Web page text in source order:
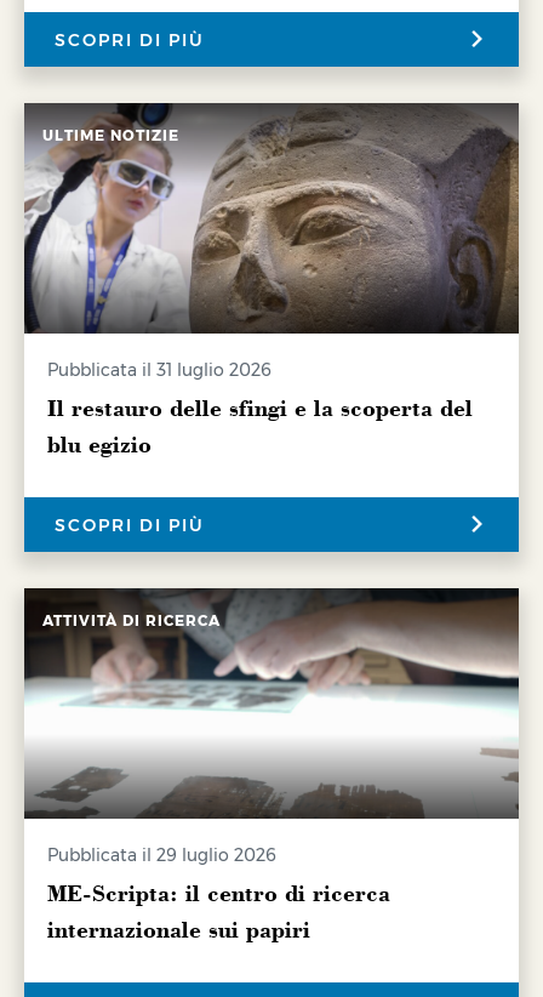
SCOPRI DI PIÙ
ULTIME NOTIZIE
Pubblicata il 31 luglio 2026
Il restauro delle sfingi e la scoperta del
blu egizio
SCOPRI DI PIÙ
ATTIVITÀ DI RICERCA
Pubblicata il 29 luglio 2026
ME-Scripta: il centro di ricerca
internazionale sui papiri